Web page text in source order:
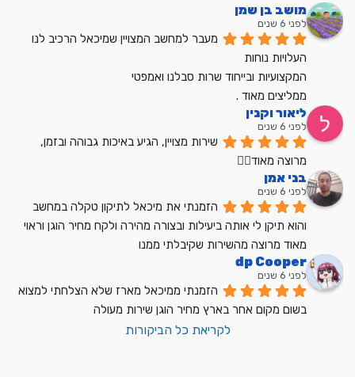
מושב בן שמן
לפני 6 שנים
מעבר למחשב המצויין שמיכאל הרכיב לנו
העלויות נוחות
המקצועיות ובייחוד שרות סבלנו ואמפטי
ממליצים מאוד .
ליאור וקנין
לפני 6 שנים
מרוצה מאוד👍🏼
בני אמן
לפני 6 שנים
מאוד מרוצה מהשירות שקיבלתי ממנו
dp Cooper
לפני 6 שנים
בשום מקום אחר בארץ מחיר הוגן שירות מעולה
לקריאת כל הביקורות